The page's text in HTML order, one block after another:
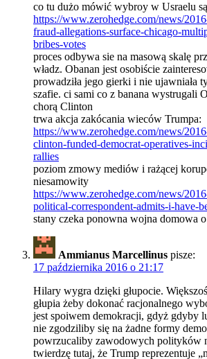
co tu dużo mówić wybroy w Usraelu
https://www.zerohedge.com/news/
fraud-allegations-surface-chicago-
bribes-votes
proces odbywa sie na masową skalę
władz. Obanan jest osobiście
prowadziła jego gierki i nie ujawniała
szafie. ci sami co z banana wystrugali
chorą Clinton
trwa akcja zakócania wieców Trumpa:
https://www.zerohedge.com/news/
clinton-funded-democrat-operatives-
rallies
poziom zmowy mediów i rażącej
niesamowity
https://www.zerohedge.com/news/
political-correspondent-admits-i-have-
stany czeka ponowna wojna domowa o
Ammianus Marcellinus pisze:
17 października 2016 o 21:17
Hilary wygra dzięki głupocie.
głupia żeby dokonać racjonalnego
jest spoiwem demokracji, gdyż gdyby
nie zgodziliby się na żadne formy
powrzucaliby zawodowych polityków
twierdzę tutaj, że Trump reprezentuje